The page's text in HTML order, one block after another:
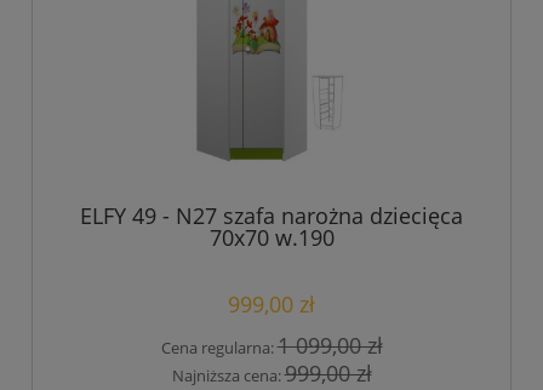
ELFY 49 - N27 szafa narożna dziecięca
70x70 w.190
999,00 zł
Cena regularna:1 099,00 zł
Najniższa cena:999,00 zł